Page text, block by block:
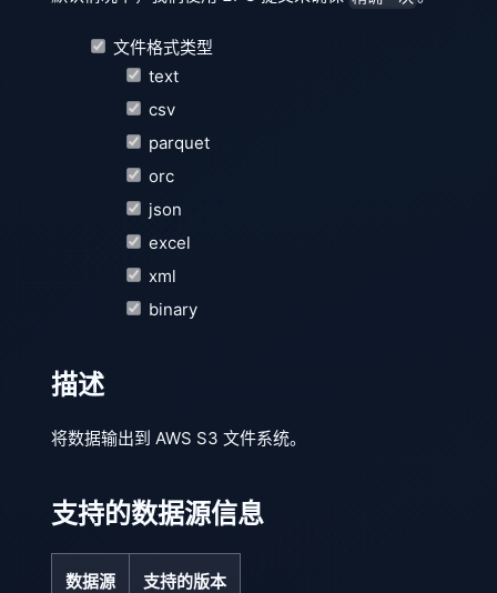
文件格式类型
text
csv
parquet
orc
json
excel
xml
binary
描述
将数据输出到 AWS S3 文件系统。
支持的数据源信息
数据源 支持的版本